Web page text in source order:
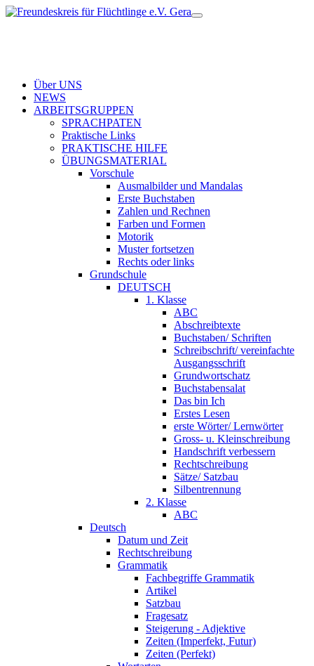
Über UNS
NEWS
ARBEITSGRUPPEN
SPRACHPATEN
Praktische Links
PRAKTISCHE HILFE
ÜBUNGSMATERIAL
Vorschule
Ausmalbilder und Mandalas
Erste Buchstaben
Zahlen und Rechnen
Farben und Formen
Motorik
Muster fortsetzen
Rechts oder links
Grundschule
DEUTSCH
1. Klasse
ABC
Abschreibtexte
Buchstaben/ Schriften
Schreibschrift/ vereinfachte
Ausgangsschrift
Grundwortschatz
Buchstabensalat
Das bin Ich
Erstes Lesen
erste Wörter/ Lernwörter
Gross- u. Kleinschreibung
Handschrift verbessern
Rechtschreibung
Sätze/ Satzbau
Silbentrennung
2. Klasse
ABC
Deutsch
Datum und Zeit
Rechtschreibung
Grammatik
Fachbegriffe Grammatik
Artikel
Satzbau
Fragesatz
Steigerung - Adjektive
Zeiten (Imperfekt, Futur)
Zeiten (Perfekt)